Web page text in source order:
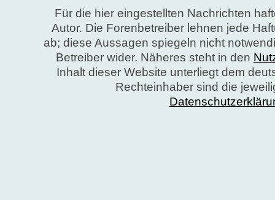
Für die hier eingestellten Nachrichten
Autor. Die Forenbetreiber lehnen jede
ab; diese Aussagen spiegeln nicht
Betreiber wider. Näheres steht in den
Inhalt dieser Website unterliegt dem
Rechteinhaber sind die